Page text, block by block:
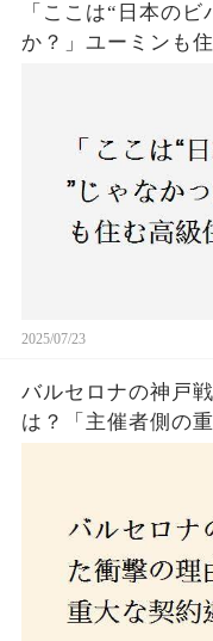
「ここは“日本の
か？」ユーミンも
2025/07/23
バルセロナの神戸
は？「主催者側の